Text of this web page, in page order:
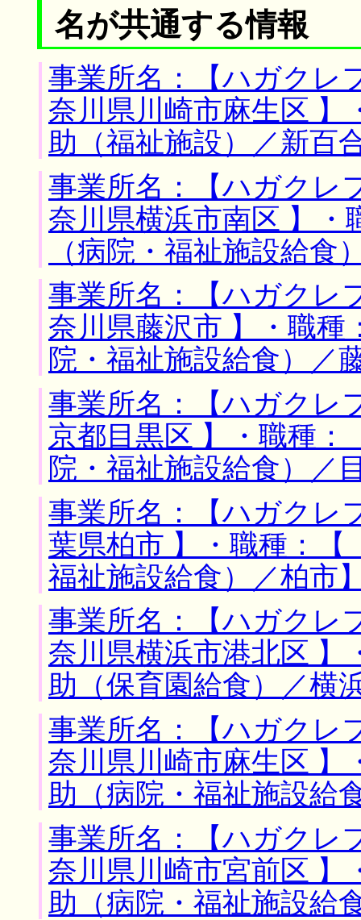
名が共通する情報
事業所名：【ハガクレ
奈川県川崎市麻生区 】
助（福祉施設）／新百
事業所名：【ハガクレ
奈川県横浜市南区 】・
（病院・福祉施設給食
事業所名：【ハガクレ
奈川県藤沢市 】・職種
院・福祉施設給食）／
事業所名：【ハガクレ
京都目黒区 】・職種：
院・福祉施設給食）／
事業所名：【ハガクレ
葉県柏市 】・職種：【
福祉施設給食）／柏市
事業所名：【ハガクレ
奈川県横浜市港北区 】
助（保育園給食）／横
事業所名：【ハガクレ
奈川県川崎市麻生区 】
助（病院・福祉施設給
事業所名：【ハガクレ
奈川県川崎市宮前区 】
助（病院・福祉施設給